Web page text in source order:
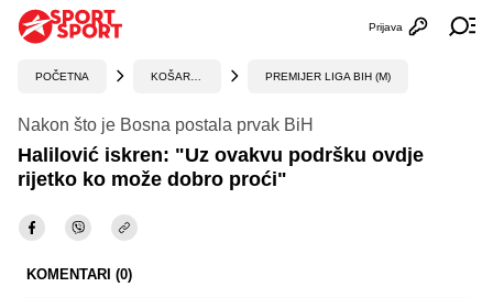
Otvori
Prijava
POČETNA PREMIJER LIGA BIH (M)
Nakon što je Bosna postala prvak BiH
Halilović iskren: "Uz ovakvu podršku ovdje
rijetko ko može dobro proći"
KOMENTARI (0)